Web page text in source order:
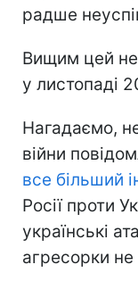
радше
Вищим цей
у листопаді
Нагадаємо,
війни
все більший
Росії проти
українські
агресорки не